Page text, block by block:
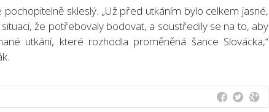
skleslý. „Už před utkáním bylo celkem jasné,
že potřebovaly bodovat, a soustředily se na to, aby
utkání, které rozhodla proměněná šance Slovácka,“